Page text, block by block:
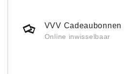
VVV Cadeaubonnen
Online inwisselbaar